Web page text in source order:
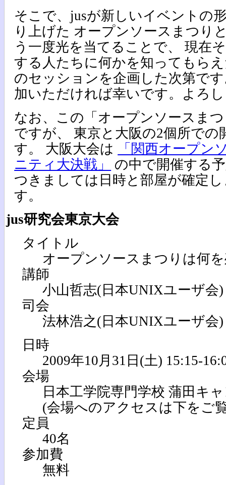
そこで、jusが新しいイベントの
り上げた オープンソースまつり
う一度光を当てることで、 現在
する人たちに何かを知ってもら
のセッションを企画した次第で
加いただければ幸いです。よろ
なお、この「オープンソースま
ですが、 東京と大阪の2個所での
す。 大阪大会は
「関西オープン
ニティ大決戦」
の中で開催する
つきましては日時と部屋が確定
す。
jus研究会東京大会
タイトル
オープンソースまつりは何
講師
小山哲志(日本UNIXユーザ会)
司会
法林浩之(日本UNIXユーザ会)
日時
2009年10月31日(土) 15:15-
会場
日本工学院専門学校 蒲田キ
(会場へのアクセスは下をご
定員
40名
参加費
無料